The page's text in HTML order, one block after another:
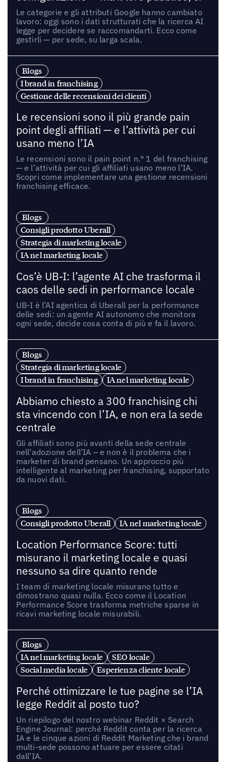
Le categorie e gli attributi Google hanno cambiato
lavoro: oggi sono i dati strutturati che la ricerca AI
legge per decidere se raccomandarti. Ecco come
gestirli — per sede, su larga scala.
Blogs
I brand in franchising
Gestione delle recensioni dei clienti
Le recensioni sono il più grande pain
point degli affiliati — e l’attività per cui
usano meno l’IA
Le recensioni sono il pain point n.° 1 del franchising
— e l’attività per cui gli affiliati usano meno l’IA.
Scopri come implementare una gestione recensioni
franchising efficace.
Blogs
Consigli prodotto Uberall
Strategia di marketing locale
IA nel marketing locale
Cos’è UB-I: l’agente AI che trasforma il
caos delle sedi in performance locale
UB-I è l’AI agentica di Uberall per la performance
delle sedi: un agente AI autonomo che monitora
ogni sede, decide cosa conta di più e fa il lavoro.
Blogs
Strategia di marketing locale
I brand in franchising
IA nel marketing locale
Abbiamo chiesto a 300 franchising chi
sta vincendo con l’IA, e non era la sede
centrale
Gli affiliati sono più avanti della sede centrale
nell’adozione dell’IA – e non è il problema che i
marketer di brand pensano. Un approccio più
intelligente al marketing per franchising, supportato
da nuovi dati.
Blogs
Consigli prodotto Uberall
IA nel marketing locale
Location Performance Score: tutti
misurano il marketing locale e quasi
nessuno sa dire quanto rende
I team di marketing locale misurano tutto e
dimostrano quasi nulla. Ecco come il Location
Performance Score trasforma metriche sparse in
ricavi marketing locale misurabili.
Blogs
IA nel marketing locale
SEO locale
Social media locale
Esperienza cliente locale
Perché ottimizzare le tue pagine se l’IA
legge Reddit al posto tuo?
Un riepilogo del nostro webinar Reddit × Search
Engine Journal: perché Reddit conta per la ricerca
IA e le cinque azioni di Reddit Marketing che i brand
multi-sede possono attuare per essere citati
dall’IA.